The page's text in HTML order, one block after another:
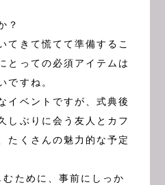
？
てきて慌てて準備するこ
とっての必須アイテムは
ですね。
イベントですが、式典後
しぶりに会う友人とカフ
たくさんの魅力的な予定
ために、事前にしっか